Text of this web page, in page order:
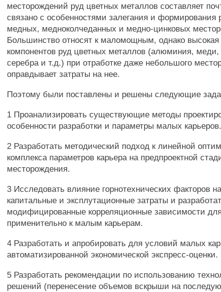
месторождений руд цветных металлов составляет
связано с особенностями залегания и формирования
медных, медноколчеданных и медно-цинковых
Большинство относят к маломощным, однако высокая
компонентов руд цветных металлов (алюминия, меди,
серебра и т.д.) при отработке даже небольшого
оправдывает затраты на нее.
Поэтому были поставлены и решены следующие
1 Проанализировать существующие методы
особенности разработки и параметры малых
2 Разработать методический подход к линейной
комплекса параметров карьера на предпроектной
месторождения.
3 Исследовать влияние горнотехнических факторов
капитальные и эксплутационные затраты и
модифицированные корреляционные зависимости
применительно к малым карьерам.
4 Разработать и апробировать для условий малых
автоматизированной экономической экспресс-оценки.
5 Разработать рекомендации по использованию
решений (перенесение объемов вскрыши на